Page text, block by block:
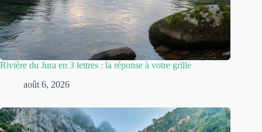
Rivière du Jura en 3 lettres : la réponse à votre grille
août 6, 2026